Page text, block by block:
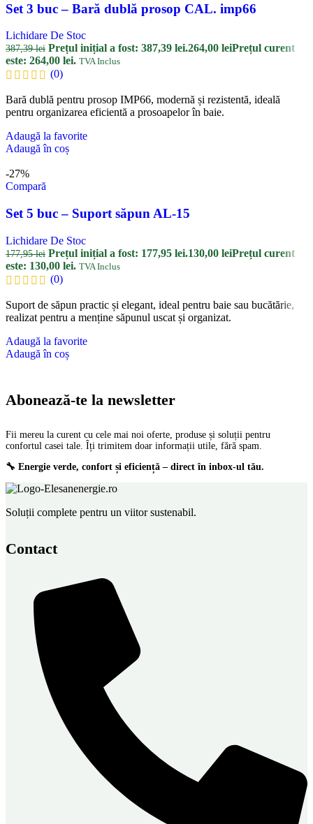
Set 3 buc – Bară dublă prosop CAL. imp66
Lichidare De Stoc
387,39lei Prețul inițial a fost: 387,39 lei.264,00 leiPrețul curent
este: 264,00 lei. TVA Inclus
(0)
Bară dublă pentru prosop IMP66, modernă și rezistentă, ideală
pentru organizarea eficientă a prosoapelor în baie.
Adaugă la favorite
Adaugă în coș
-27%
Compară
Set 5 buc – Suport săpun AL-15
Lichidare De Stoc
177,95lei Prețul inițial a fost: 177,95 lei.130,00 leiPrețul curent
este: 130,00 lei. TVA Inclus
(0)
Suport de săpun practic și elegant, ideal pentru baie sau bucătărie,
realizat pentru a menține săpunul uscat și organizat.
Adaugă la favorite
Adaugă în coș
Abonează-te la newsletter
Fii mereu la curent cu cele mai noi oferte, produse și soluții pentru
confortul casei tale. Îți trimitem doar informații utile, fără spam.
🔧 Energie verde, confort și eficiență – direct în inbox-ul tău.
Soluții complete pentru un viitor sustenabil.
Contact